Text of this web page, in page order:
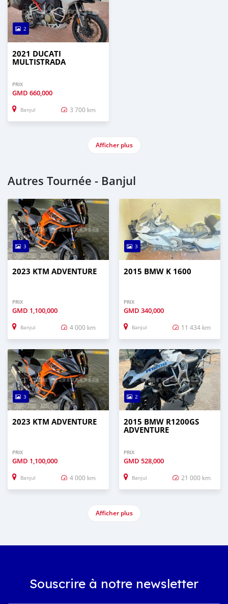
2
2021 DUCATI
MULTISTRADA
PRIX
GMD 660,000
Banjul 3 700 km
Afficher plus
Autres Tournée - Banjul
3
2023 KTM ADVENTURE
PRIX
GMD 1,100,000
Banjul 4 000 km
3
2015 BMW K 1600
PRIX
GMD 340,000
Banjul 11 434 km
3
2023 KTM ADVENTURE
PRIX
GMD 1,100,000
Banjul 4 000 km
2
2015 BMW R1200GS
ADVENTURE
PRIX
GMD 528,000
Banjul 21 000 km
Afficher plus
Souscrire à notre newsletter